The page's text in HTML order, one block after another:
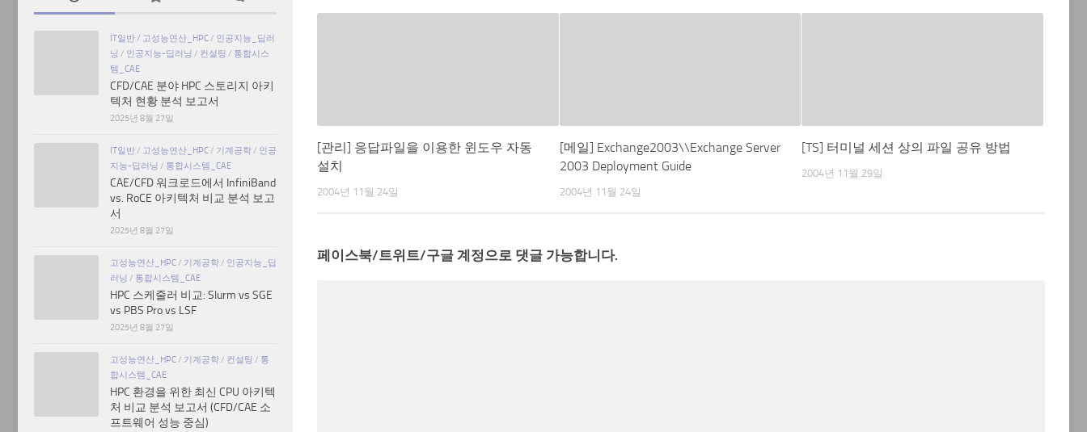
[관리] 응답파일을 이용한 윈도우 자동
설치
2004년 11월 24일
[메일] Exchange2003\\Exchange Server
2003 Deployment Guide
2004년 11월 24일
[TS] 터미널 세션 상의 파일 공유 방법
2004년 11월 29일
페이스북/트위트/구글 계정으로 댓글 가능합니다.
IT일반/ 고성능연산_HPC/ 인공지능_딥러
닝 / 인공지능-딥러닝 / 컨설팅 / 통합시스
템_CAE
CFD/CAE 분야 HPC 스토리지 아키
텍처 현황 분석 보고서
2025년 8월 27일
IT일반/ 고성능연산_HPC/ 기계공학/ 인공
지능-딥러닝 / 통합시스템_CAE
CAE/CFD 워크로드에서 InfiniBand
vs. RoCE 아키텍처 비교 분석 보고
서
2025년 8월 27일
고성능연산_HPC/ 기계공학/ 인공지능_딥
러닝 / 통합시스템_CAE
HPC 스케줄러 비교: Slurm vs SGE
vs PBS Pro vs LSF
2025년 8월 27일
고성능연산_HPC/ 기계공학/ 컨설팅 / 통
합시스템_CAE
HPC 환경을 위한 최신 CPU 아키텍
처 비교 분석 보고서 (CFD/CAE 소
프트웨어 성능 중심)